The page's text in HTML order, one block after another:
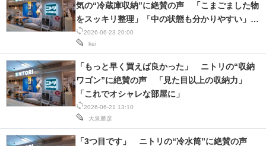
2026-06-23 20:00
kei
気の“冷蔵庫収納”に絶賛の声 「こまごました物
をスッキリ整理」「中の状態も分かりやすい」
「収納力が抜群です」
2026-06-21 13:10
大泉勝彦
「もっと早く買えば良かった」 ニトリの“収納
ワゴン”に絶賛の声 「見た目以上の収納力」
「これでオシャレな部屋に」
「3つ目です」 ニトリの“冷水筒”に絶賛の声